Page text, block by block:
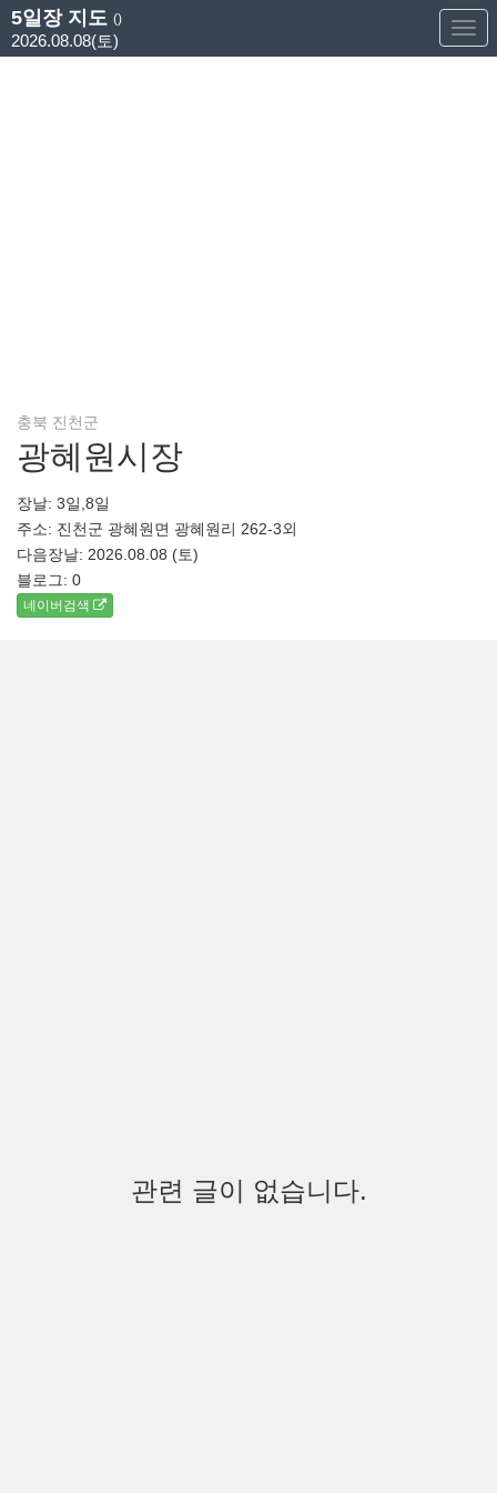
5일장 지도 ()
2026.08.08(토)
충북 진천군
광혜원시장
장날: 3일,8일
주소: 진천군 광혜원면 광혜원리 262-3외
다음장날: 2026.08.08 (토)
블로그: 0
네이버검색
관련 글이 없습니다.